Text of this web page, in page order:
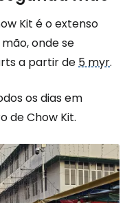
Kit é o extenso
onde se
a partir de5 myr.
os dias em
de Chow Kit.